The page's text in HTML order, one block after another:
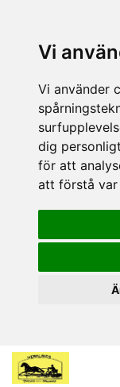
Vi
Vi använder
dig
för att
att förstå var